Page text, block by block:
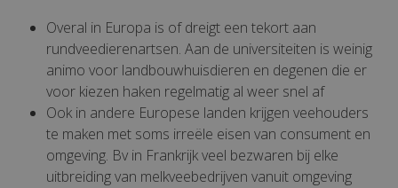
Overal in Europa is of dreigt een tekort aan
rundveedierenartsen. Aan de universiteiten is weinig
animo voor landbouwhuisdieren en degenen die er
voor kiezen haken regelmatig al weer snel af
Ook in andere Europese landen krijgen veehouders
te maken met soms irreële eisen van consument en
omgeving. Bv in Frankrijk veel bezwaren bij elke
uitbreiding van melkveebedrijven vanuit omgeving